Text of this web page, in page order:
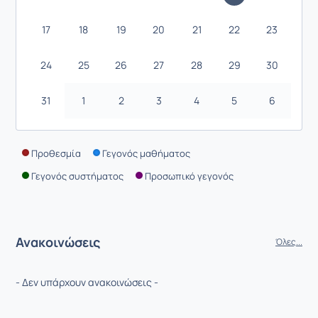
17 18 19 20 21 22 23
24 25 26 27 28 29 30
31 1 2 3 4 5 6
Προθεσμία
Γεγονός μαθήματος
Γεγονός συστήματος
Προσωπικό γεγονός
Ανακοινώσεις Όλες...
- Δεν υπάρχουν ανακοινώσεις -